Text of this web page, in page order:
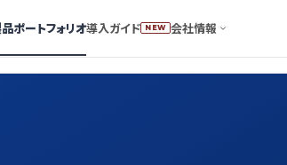
ポートフォリオ導入ガイド NEW 会社情報